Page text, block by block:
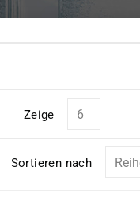
Zeige
Sortieren nach